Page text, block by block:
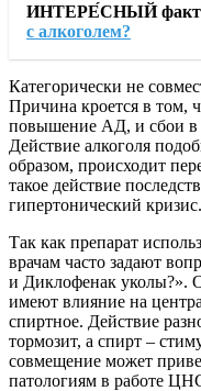
ИНТЕРЕ́СНЫЙ
с алкоголем?
Категорически не
Причина кроется в том,
повышение АД, и сбои в
Действие алкоголя
образом, происходит
такое действие
гипертонический кризис.
Так как препарат
врачам часто задают
и Диклофенак уколы?».
имеют влияние на
спиртное. Действие
тормозит, а спирт –
совмещение может
патологиям в работе